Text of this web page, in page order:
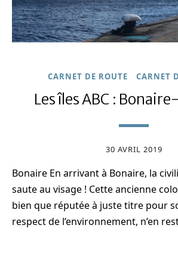
CARNET DE ROUTE CARNET
Les îles ABC :
30 AVRIL 2019
Bonaire En arrivant à Bonaire, la
saute au visage ! Cette ancienne
bien que réputée à juste titre pour
respect de l’environnement, n’en